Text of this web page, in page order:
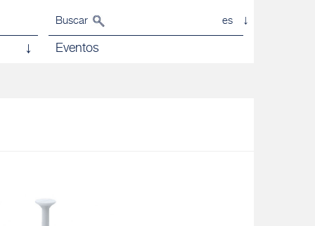
Buscar es
Eventos